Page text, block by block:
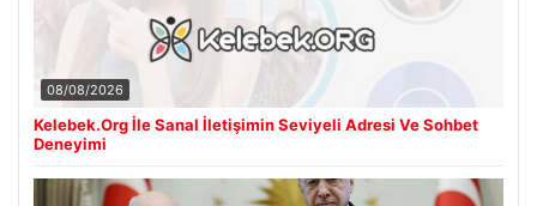
08/08/2026
Kelebek.Org İle Sanal İletişimin Seviyeli Adresi Ve Sohbet
Deneyimi